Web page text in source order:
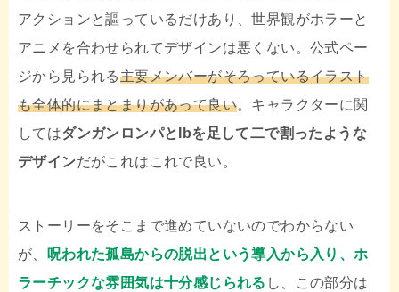
アクションと謳っているだけあり、世界観がホラーと
アニメを合わせられてデザインは悪くない。公式ペー
ジから見られる主要メンバーがそろっているイラスト
も全体的にまとまりがあって良い。キャラクターに関
してはダンガンロンパとIbを足して二で割ったような
デザインだがこれはこれで良い。
ストーリーをそこまで進めていないのでわからない
が、
呪われた孤島からの脱出という導入から入り、ホ
ラーチックな雰囲気は十分感じられる し、この部分は